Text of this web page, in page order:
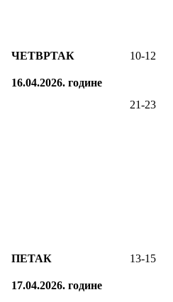
ЧЕТВРТАК
16.04.2026. године
10-1 2
21-23
ПЕТАК
17.04.2026. године
13-15